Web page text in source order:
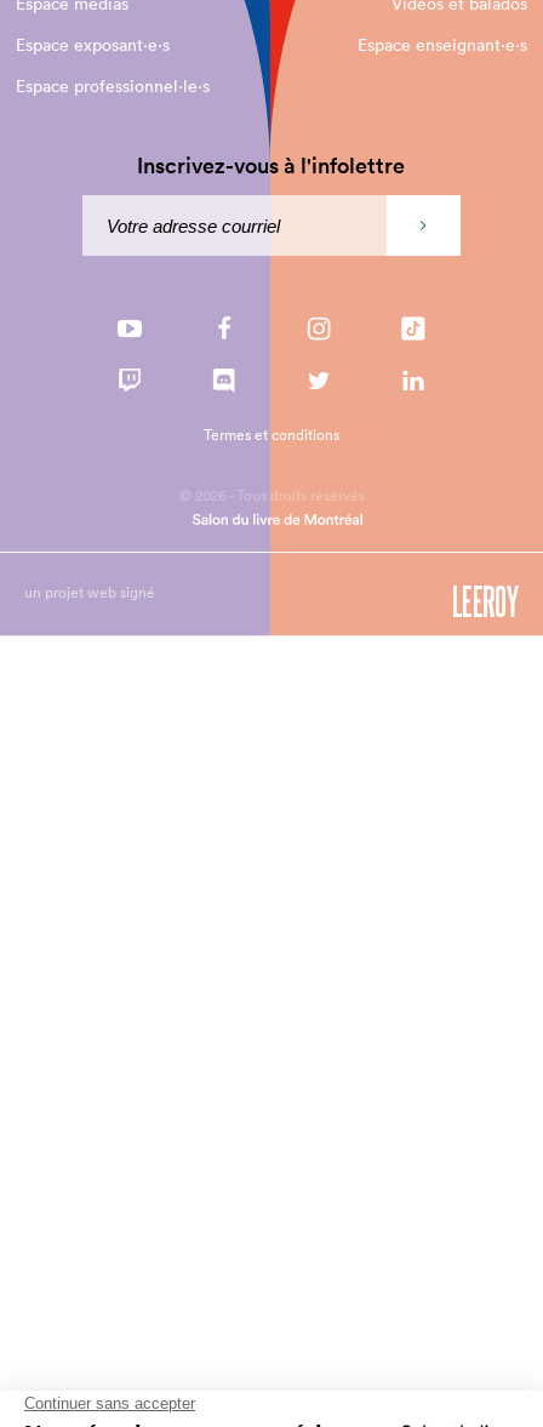
Espace exposant·e⋅s
Espace enseignant·e⋅s
Espace professionnel·le⋅s
Inscrivez-vous à l'infolettre
© 2026 - Tous droits réservés
Termes et conditions
un projet web signé